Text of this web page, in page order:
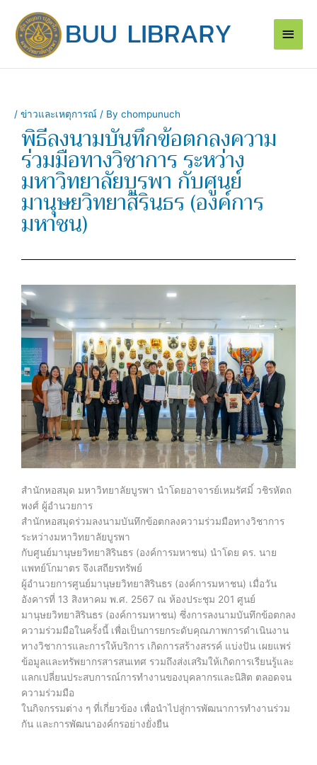
content
Main
/ ข่าวและเหตุการณ์ / By chompunuch
พิธีลงนามบันทึกข้อตกลงความ
ร่วมมือทางวิชาการ ระหว่าง
มหาวิทยาลัยบูรพา กับศูนย์
มานุษยวิทยาสิรินธร (องค์การ
มหาชน)
สำนักหอสมุด มหาวิทยาลัยบูรพา นำโดยอาจารย์เหมรัศมิ์ วชิรหัตถ
พงศ์ ผู้อำนวยการ
สำนักหอสมุดร่วมลงนามบันทึกข้อตกลงความร่วมมือทางวิชาการ
ระหว่างมหาวิทยาลัยบูรพา
กับศูนย์มานุษยวิทยาสิรินธร (องค์การมหาชน) นำโดย ดร. นาย
แพทย์โกมาตร จึงเสถียรทรัพย์
ผู้อำนวยการศูนย์มานุษยวิทยาสิรินธร (องค์การมหาชน) เมื่อวัน
อังคารที่ 13 สิงหาคม พ.ศ. 2567 ณ ห้องประชุม 201 ศูนย์
มานุษยวิทยาสิรินธร (องค์การมหาชน) ซึ่งการลงนามบันทึกข้อตกลง
ความร่วมมือในครั้งนี้ เพื่อเป็นการยกระดับคุณภาพการดำเนินงาน
ทางวิชาการและการให้บริการ เกิดการสร้างสรรค์ แบ่งปัน เผยแพร่
ข้อมูลและทรัพยากรสารสนเทศ รวมถึงส่งเสริมให้เกิดการเรียนรู้และ
แลกเปลี่ยนประสบการณ์การทำงานของบุคลากรและนิสิต ตลอดจน
ความร่วมมือ
ในกิจกรรมต่าง ๆ ที่เกี่ยวข้อง เพื่อนำไปสู่การพัฒนาการทำงานร่วม
กัน และการพัฒนาองค์กรอย่างยั่งยืน